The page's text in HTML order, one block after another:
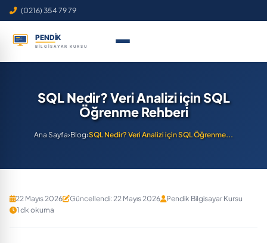
(0216) 354 79 79
SQL Nedir? Veri Analizi için SQL
Öğrenme Rehberi
Ana Sayfa›Blog›SQL Nedir? Veri Analizi için SQL Öğrenme...
22 Mayıs 2026 Güncellendi: 22 Mayıs 2026
Pendik Bilgisayar Kursu
1 dk okuma